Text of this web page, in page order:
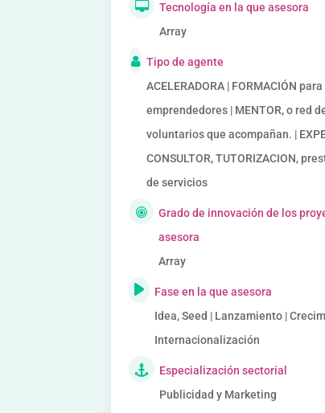
Tecnología en la que asesora
Array
Tipo de agente
ACELERADORA | FORMACIÓN para
emprendedores | MENTOR, o red
voluntarios que acompañan. |
CONSULTOR, TUTORIZACION,
de servicios
Grado de innovación de los
asesora
Array
Fase en la que asesora
Idea, Seed | Lanzamiento |
Internacionalización
Especialización sectorial
Publicidad y Marketing